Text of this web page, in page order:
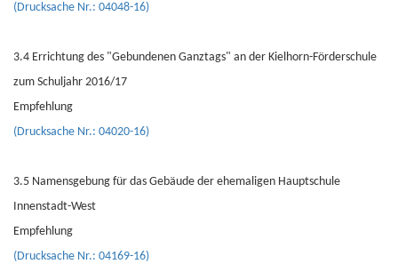
(Drucksache Nr.: 04048-16)
3.4 Errichtung des "Gebundenen Ganztags" an der Kielhorn-Förderschule
zum Schuljahr 2016/17
Empfehlung
(Drucksache Nr.: 04020-16)
3.5 Namensgebung für das Gebäude der ehemaligen Hauptschule
Innenstadt-West
Empfehlung
(Drucksache Nr.: 04169-16)